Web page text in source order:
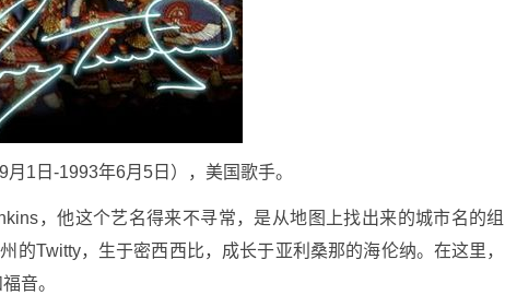
1日-1993年6月5日），美国歌手。
，他这个艺名得来不寻常，是从地图上找出来的城市名的组
的Twitty，生于密西西比，成长于亚利桑那的海伦纳。在这里，
音。